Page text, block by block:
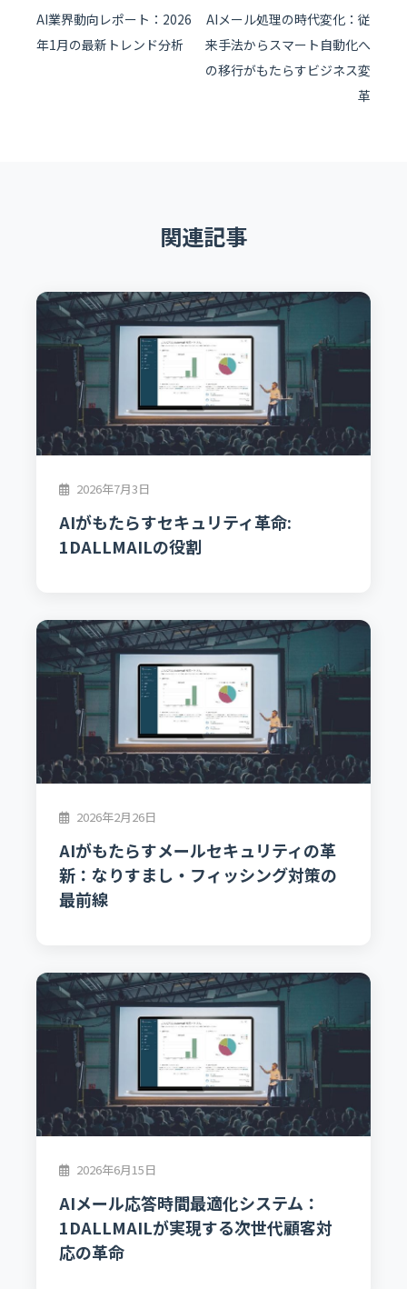
AI業界動向レポート：2026
年1月の最新トレンド分析
AIメール処理の時代変化：従
来手法からスマート自動化へ
の移行がもたらすビジネス変
革
関連記事
2026年7月3日
AIがもたらすセキュリティ革命:
1DALLMAILの役割
2026年2月26日
AIがもたらすメールセキュリティの革
新：なりすまし・フィッシング対策の
最前線
2026年6月15日
AIメール応答時間最適化システム：
1DALLMAILが実現する次世代顧客対
応の革命